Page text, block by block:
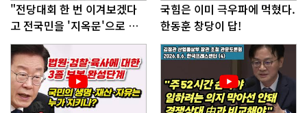
"전당대회 한 번 이겨보겠다
고 전국민을 '지옥문'으로 밀
어!"
국힘은 이미 극우파에 먹혔다.
한동훈 창당이 답!